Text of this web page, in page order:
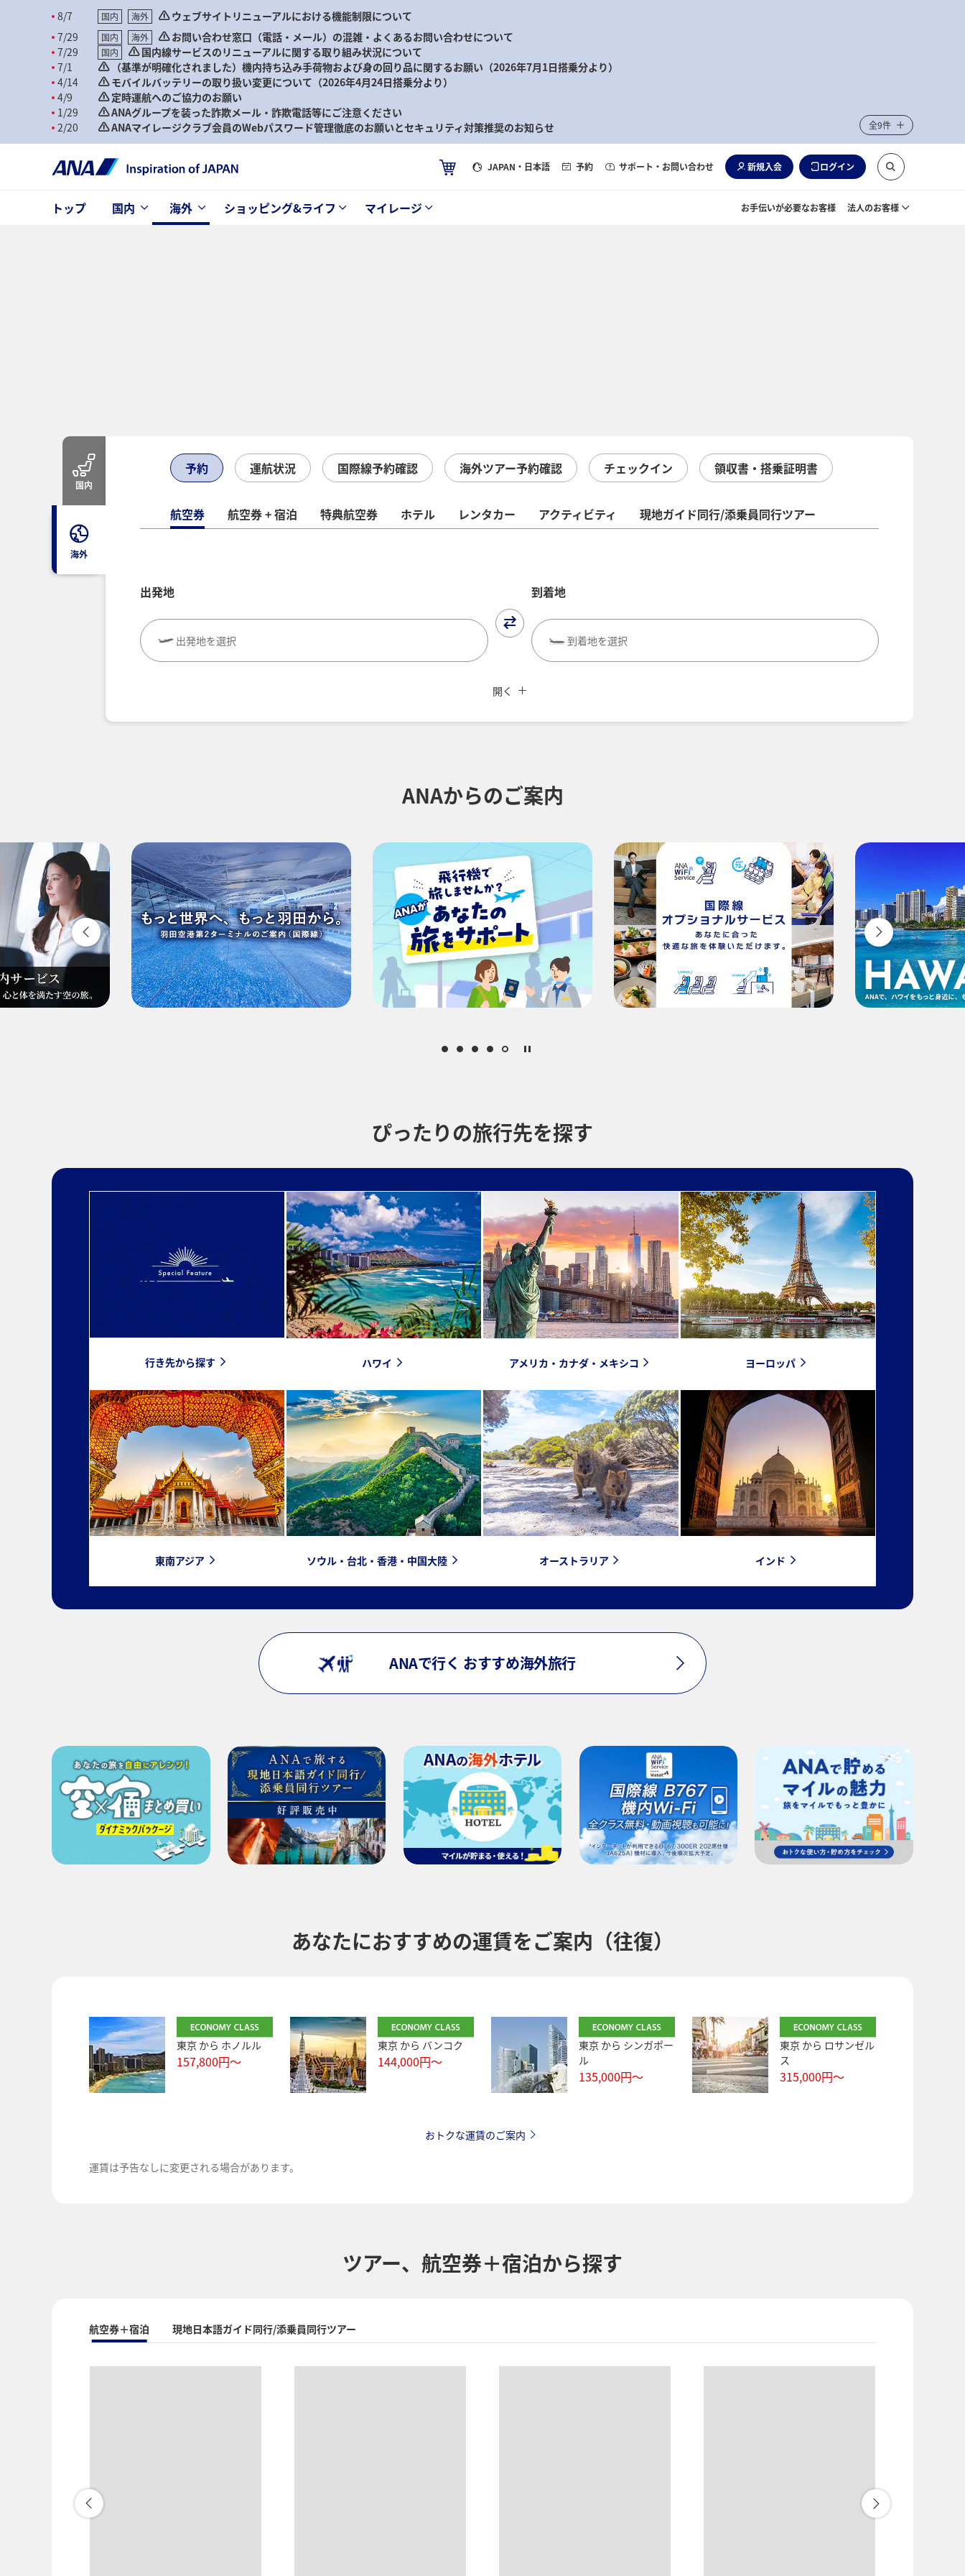
8/7 国内 海外
ウェブサイトリニューアルにおける機能制限について
7/29
国内 海外
お問い合わせ窓口（電話・メール）の混雑・よくあるお問い合わせについて
7/29
国内
国内線サービスのリニューアルに関する取り組み状況について
7/1
（基準が明確化されました）機内持ち込み手荷物および身の回り品に関するお願い（2026年7月1日搭乗分より）
4/14
モバイルバッテリーの取り扱い変更について（2026年4月24日搭乗分より）
4/9
定時運航へのご協力のお願い
1/29
ANAグループを装った詐欺メール・詐欺電話等にご注意ください
2/20
ANAマイレージクラブ会員のWebパスワード管理徹底のお願いとセキュリティ対策推奨のお知らせ 全9件
JAPAN ・日本語 予約 サポート・お問い合わせ 新規入会 ログイン
トップ 国内 海外 ショッピング&ライフ マイレージ お手伝いが必要なお客様 法人のお客様
国内
海外
予約 運航状況 国際線予約確認 海外ツアー予約確認 チェックイン 領収書・搭乗証明書
航空券 航空券 + 宿泊 特典航空券 ホテル レンタカー アクティビティ 現地ガイド同行/添乗員同行ツアー
出発地
出発地を選択
到着地
到着地を選択
時間帯指定なし
経由地および乗り継ぎ所要時間を追加する
1人
プロモーションコードについて
開く
ANAからのご案内
ぴったりの旅行先を探す
行き先から探す ハワイ アメリカ・カナダ・メキシコ ヨーロッパ
東南アジア ソウル・台北・香港・中国大陸 オーストラリア インド
ANAで行く おすすめ海外旅行
あなたにおすすめの運賃をご案内（往復）
東京 から ホノルル
157,800円～
東京 から バンコク
144,000円～
東京 から シンガポー
ル
135,000円～
東京 から ロサンゼル
ス
315,000円～
おトクな運賃のご案内
運賃は予告なしに変更される場合があります。
ツアー、航空券＋宿泊から探す
航空券＋宿泊 現地日本語ガイド同行/添乗員同行ツアー